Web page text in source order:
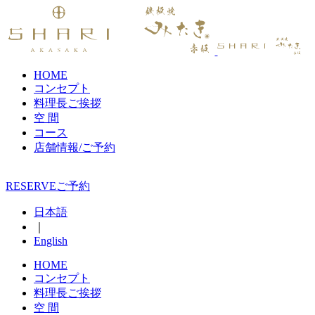
HOME
コンセプト
料理長ご挨拶
空 間
コース
店舗情報/ご予約
RESERVEご予約
日本語
English
HOME
コンセプト
料理長ご挨拶
空 間